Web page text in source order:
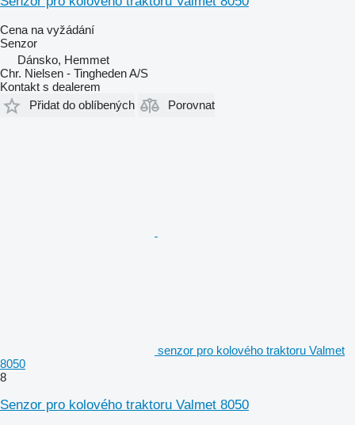
Cena na vyžádání
Senzor
Dánsko, Hemmet
Chr. Nielsen - Tingheden A/S
Kontakt s dealerem
Přidat do oblíbených
Porovnat
senzor pro kolového traktoru Valmet
8050
8
Senzor pro kolového traktoru Valmet 8050